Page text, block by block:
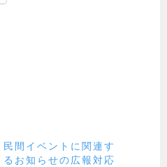
民間イベントに関連す
るお知らせの広報対応